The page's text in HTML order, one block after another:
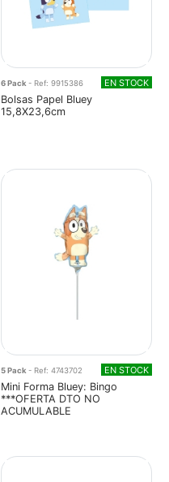
6 Pack- Ref: 9915386 EN STOCK
Bolsas Papel Bluey
15,8X23,6cm
5 Pack - Ref: 4743702 EN STOCK
Mini Forma Bluey: Bingo
***OFERTA DTO NO
ACUMULABLE